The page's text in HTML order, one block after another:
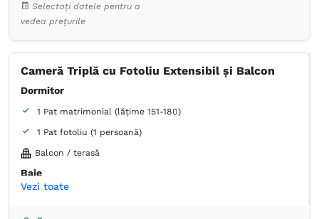
Frigider în cameră
Selectați datele pentru a
vedea prețurile
Cameră Triplă cu Fotoliu Extensibil și Balcon
Dormitor
1 Pat matrimonial (lățime 151-180)
1 Pat fotoliu (1 persoană)
Balcon / terasă
Baie
Proprie -
Vezi toate